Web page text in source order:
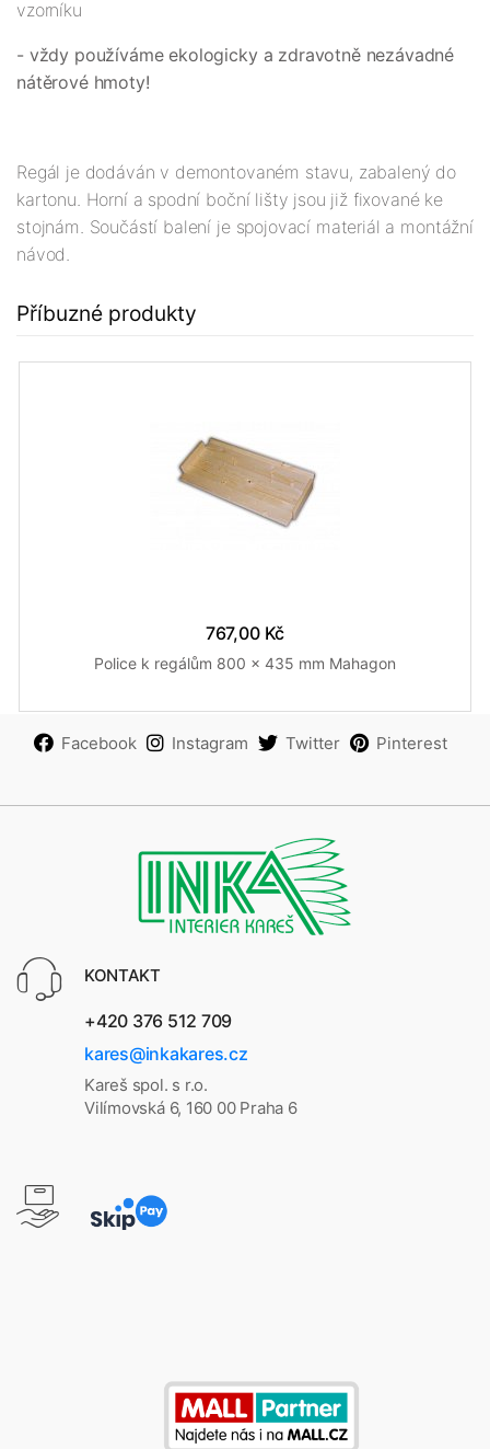
vzorníku
- vždy používáme ekologicky a zdravotně nezávadné
nátěrové hmoty!
Regál je dodáván v demontovaném stavu, zabalený do
kartonu. Horní a spodní boční lišty jsou již fixované ke
stojnám. Součástí balení je spojovací materiál a montážní
návod.
Příbuzné produkty
767,00 Kč
Police k regálům 800 x 435 mm Mahagon
Facebook Instagram Twitter Pinterest
KONTAKT
+420 376 512 709
kares@inkakares.cz
Kareš spol. s r.o.
Vilímovská 6, 160 00 Praha 6